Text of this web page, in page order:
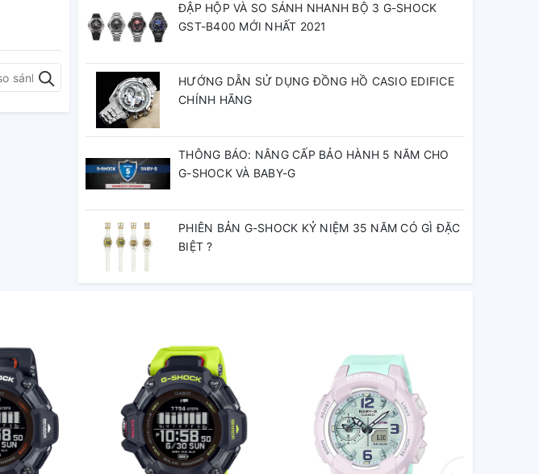
tắt tiết
hiển thị
ĐẬP HỘP VÀ SO SÁNH NHANH BỘ 3 G-SHOCK
GST-B400 MỚI NHẤT 2021
HƯỚNG DẪN SỬ DỤNG ĐỒNG HỒ CASIO EDIFICE
CHÍNH HÃNG
THÔNG BÁO: NÂNG CẤP BẢO HÀNH 5 NĂM CHO
G-SHOCK VÀ BABY-G
PHIÊN BẢN G-SHOCK KỶ NIỆM 35 NĂM CÓ GÌ ĐẶC
BIỆT ?